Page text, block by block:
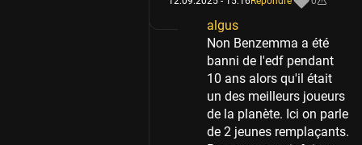
algus
Non Benzemma a été
banni de l'edf pendant
10 ans alors qu'il était
un des meilleurs joueurs
de la planète. Ici on parle
de 2 jeunes remplaçants.